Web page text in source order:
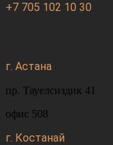
+7 705 102 10 30
г. Астана
пр. Тауелсиздик 41
офис 508
г. Костанай